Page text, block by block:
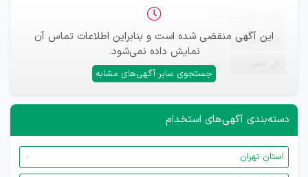
این آگهی منقضی شده است و بنابراین اطلاعات تماس آن
نمایش داده نمی‌شود.
جستجوی سایر آگهی‌های مشابه
ایمیل —
—
دسته‌بندی آگهی‌های استخدام
استان تهران